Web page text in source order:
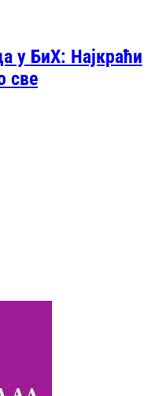
у БиХ: Најкраћи
све